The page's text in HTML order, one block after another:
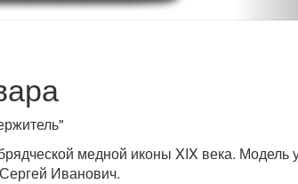
медной иконы XIX века.
Иванович.